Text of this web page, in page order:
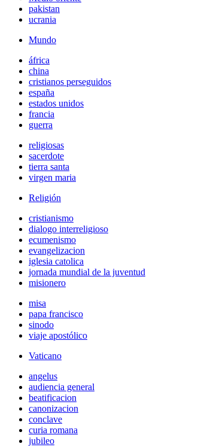
pakistan
ucrania
Mundo
áfrica
china
cristianos perseguidos
españa
estados unidos
francia
guerra
religiosas
sacerdote
tierra santa
virgen maria
Religión
cristianismo
dialogo interreligioso
ecumenismo
evangelizacion
iglesia catolica
jornada mundial de la juventud
misionero
misa
papa francisco
sinodo
viaje apostólico
Vaticano
angelus
audiencia general
beatificacion
canonizacion
conclave
curia romana
jubileo